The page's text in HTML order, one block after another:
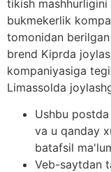
tikish
bukmekerlik
tomonidan
brend Kiprda
kompaniyasiga
Limassolda
Ushbu
va u qanday
batafsil
Veb-saytdan